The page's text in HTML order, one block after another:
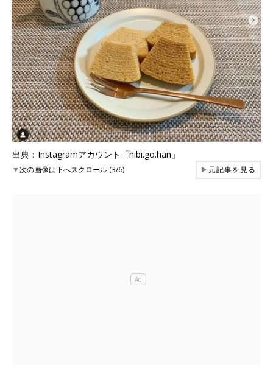
出典：Instagramアカウント「hibi.go.han」
▼次の画像は下へスクロール (3/6) ▶元記事を見る